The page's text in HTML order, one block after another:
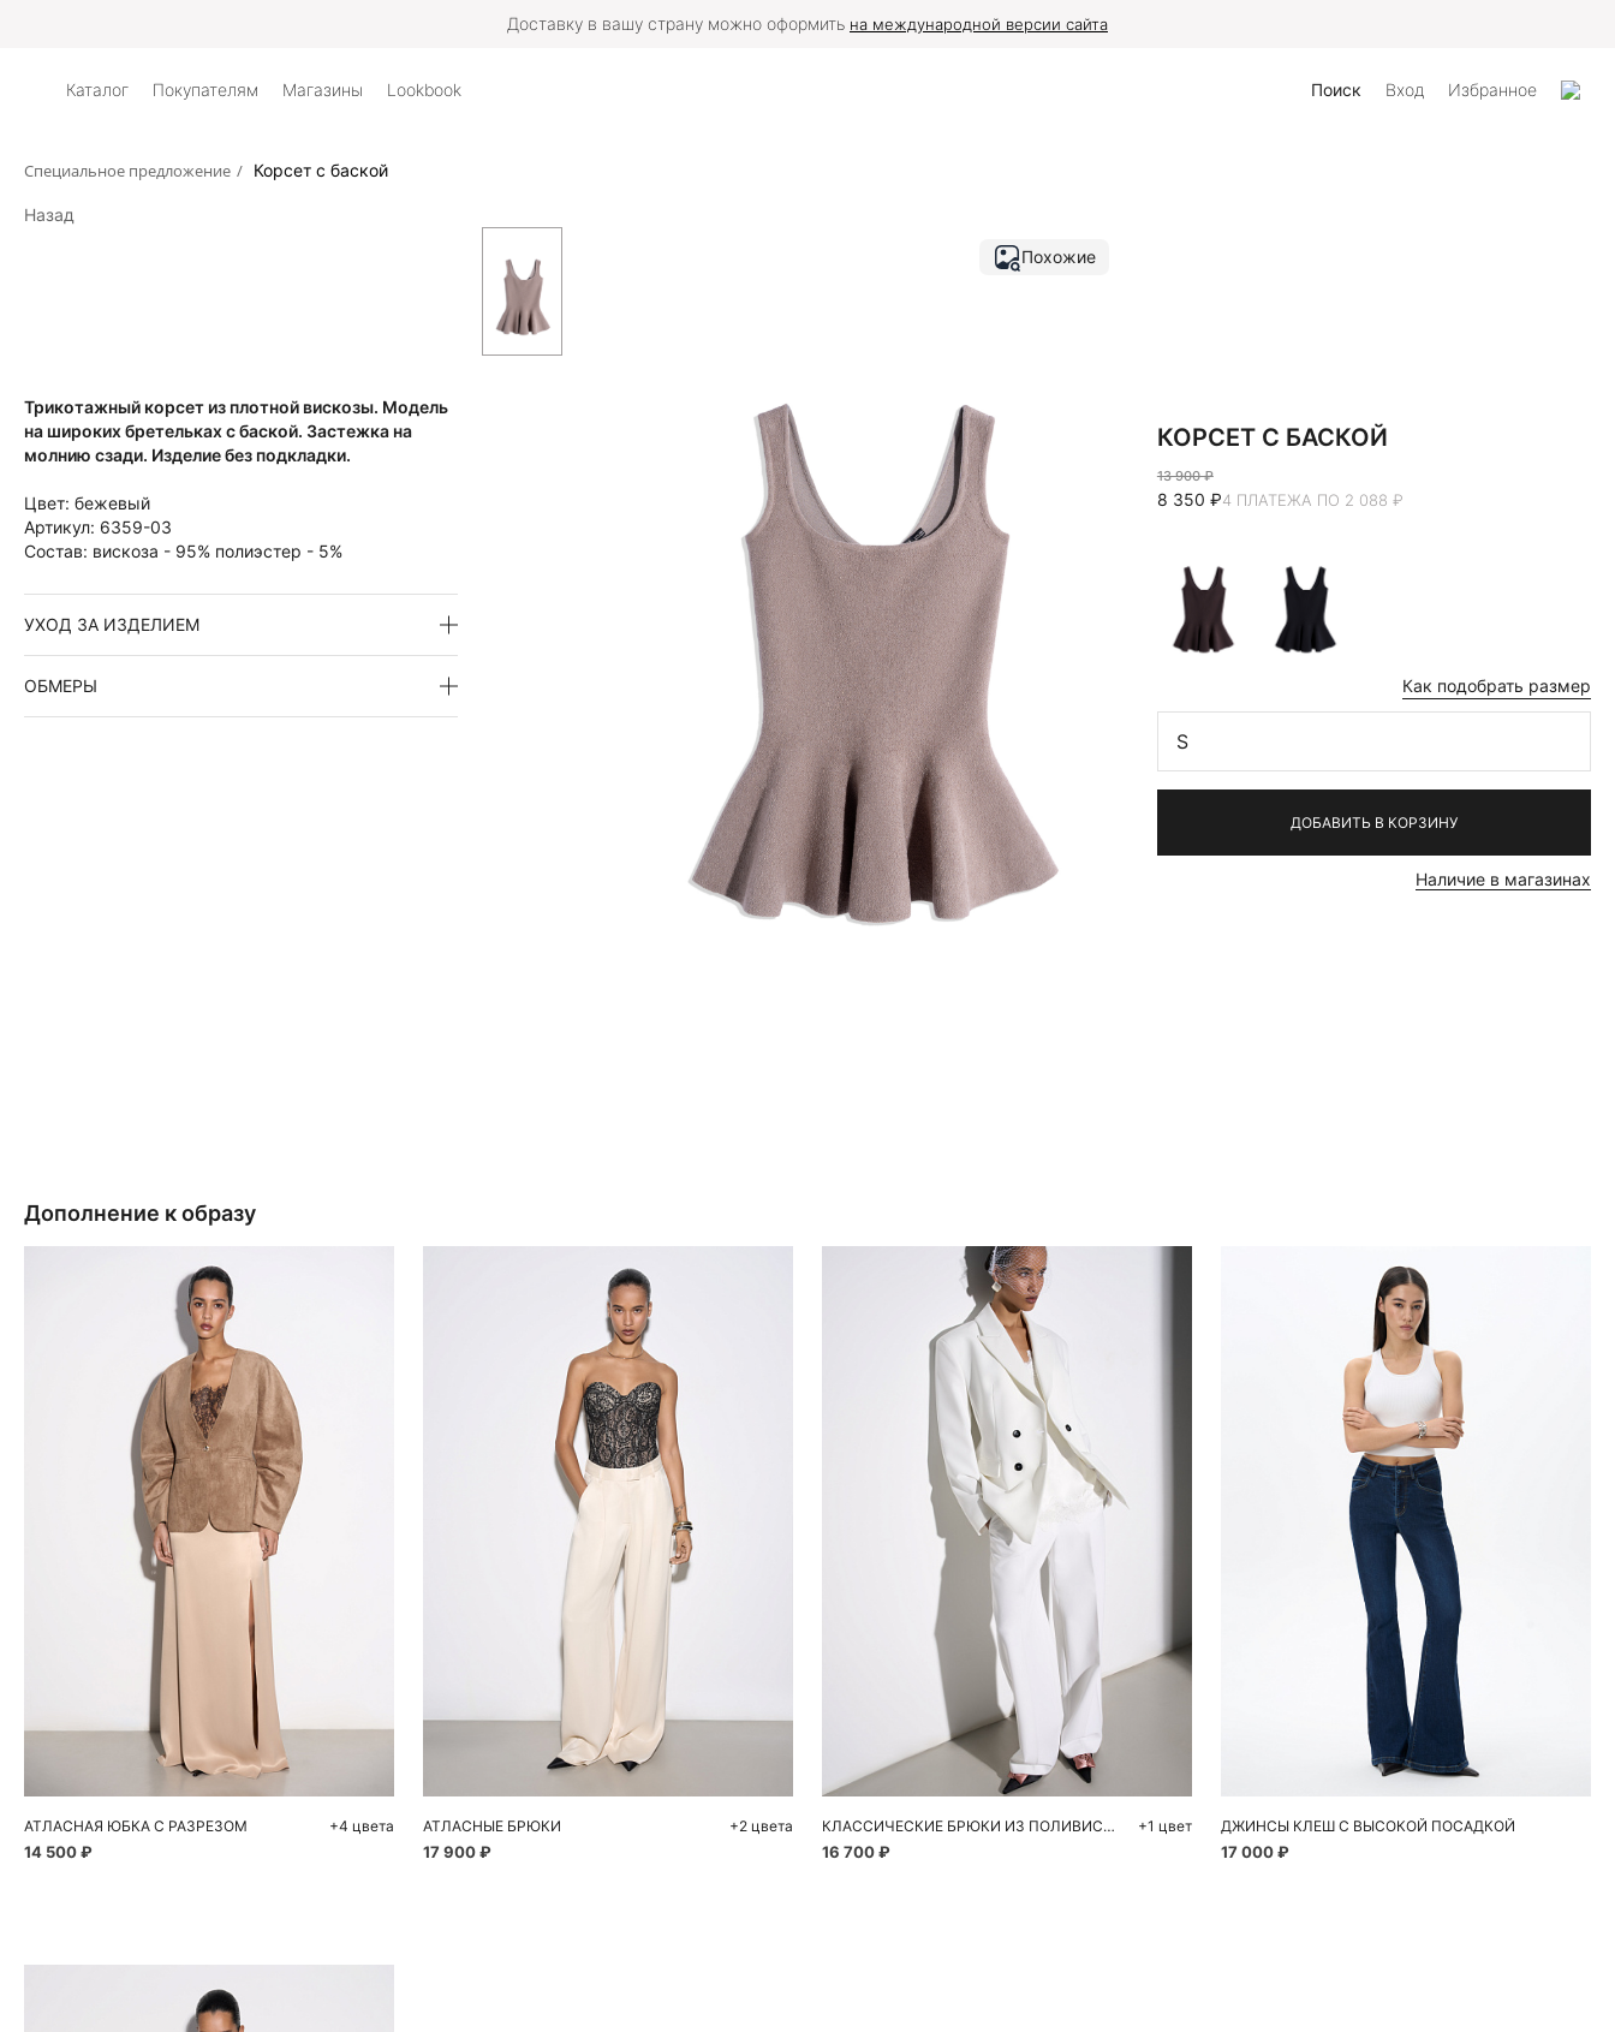
Доставку в вашу страну можно оформить на международной версии сайта
Каталог Покупателям Магазины Lookbook Поиск Вход Избранное
Специальное предложение / Корсет с баской
Назад
Трикотажный корсет из плотной вискозы. Модель
на широких бретельках с баской. Застежка на
молнию сзади. Изделие без подкладки.
Цвет: бежевый
Артикул: 6359-03
Состав: вискоза - 95% полиэстер - 5%
УХОД ЗА ИЗДЕЛИЕМ
ОБМЕРЫ
Похожие
КОРСЕТ С БАСКОЙ
13 900 ₽
8 350 ₽4 ПЛАТЕЖА ПО 2 088 ₽
Как подобрать размер
S
ДОБАВИТЬ В КОРЗИНУ
Наличие в магазинах
Дополнение к образу
Добавить в корзину
40 42
АТЛАСНАЯ ЮБКА С РАЗРЕЗОМ
14 500 ₽
+4 цвета
Добавить в корзину
44 46
АТЛАСНЫЕ БРЮКИ
17 900 ₽
+2 цвета
Добавить в корзину
42 46
КЛАССИЧЕСКИЕ БРЮКИ ИЗ ПОЛИВИСКОЗЫ
16 700 ₽
+1 цвет
Добавить в корзину
42
ДЖИНСЫ КЛЕШ С ВЫСОКОЙ ПОСАДКОЙ
17 000 ₽